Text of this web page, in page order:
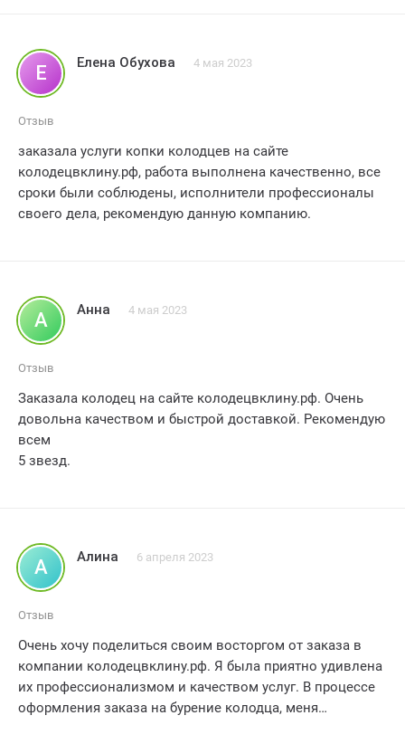
сложные условия на моем участке , я остался доволен
качеством работы и отношением к клиенту ,
рекомендую компанию колодецвклину.рф всем , кто
Е Елена Обухова 4 мая 2023
Отзыв
заказала услуги копки колодцев на сайте
колодецвклину.рф, работа выполнена качественно, все
сроки были соблюдены, исполнители профессионалы
своего дела, рекомендую данную компанию.
А Анна 4 мая 2023
Отзыв
Заказала колодец на сайте колодецвклину.рф. Очень
довольна качеством и быстрой доставкой. Рекомендую
всем
5 звезд.
А Алина 6 апреля 2023
Отзыв
Очень хочу поделиться своим восторгом от заказа в
компании колодецвклину.рф. Я была приятно удивлена
их профессионализмом и качеством услуг. В процессе
оформления заказа на бурение колодца, меня